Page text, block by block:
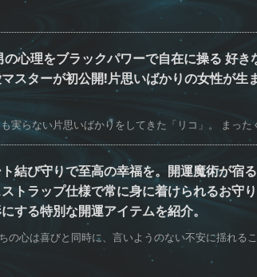
心理をブラックパワーで自在に操る 好き
スターが初公開!片思いばかりの女性が生
実らない片思いばかりをしてきた「リコ」。 まった
結び守りで至高の幸福を。開運魔術が宿
トラップ仕様で常に身に着けられるお守
する特別な開運アイテムを紹介。
の心は喜びと同時に、言いようのない不安に揺れる